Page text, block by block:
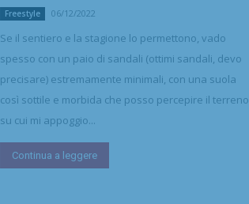
Freestyle 06/12/2022
Se il sentiero e la stagione lo permettono, vado
spesso con un paio di sandali (ottimi sandali, devo
precisare) estremamente minimali, con una suola
così sottile e morbida che posso percepire il terreno
su cui mi appoggio...
Continua a leggere